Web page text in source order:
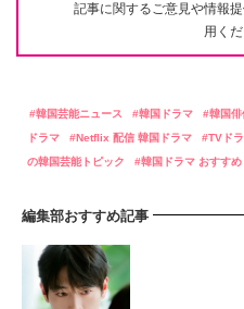
記事に関するご意見や情報
用くだ
韓国芸能ニュース 韓国ドラマ 韓国俳
ドラマ
Netflix 配信 韓国ドラマ TVド
の韓国芸能トピック
韓国ドラマ おすすめ
編集部おすすめ記事